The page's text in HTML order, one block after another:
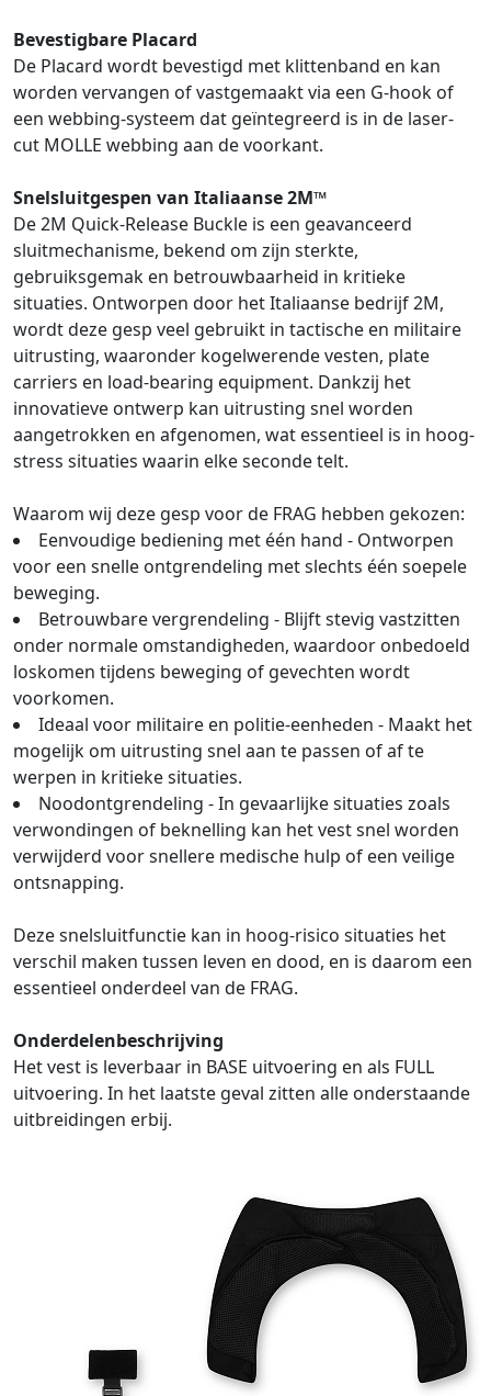
Bevestigbare Placard
De Placard wordt bevestigd met klittenband en kan
worden vervangen of vastgemaakt via een G-hook of
een webbing-systeem dat geïntegreerd is in de laser-
cut MOLLE webbing aan de voorkant.
Snelsluitgespen van Italiaanse 2M™
De 2M Quick-Release Buckle is een geavanceerd
sluitmechanisme, bekend om zijn sterkte,
gebruiksgemak en betrouwbaarheid in kritieke
situaties. Ontworpen door het Italiaanse bedrijf 2M,
wordt deze gesp veel gebruikt in tactische en militaire
uitrusting, waaronder kogelwerende vesten, plate
carriers en load-bearing equipment. Dankzij het
innovatieve ontwerp kan uitrusting snel worden
aangetrokken en afgenomen, wat essentieel is in hoog-
stress situaties waarin elke seconde telt.
Waarom wij deze gesp voor de FRAG hebben gekozen:
Eenvoudige bediening met één hand - Ontworpen
voor een snelle ontgrendeling met slechts één soepele
beweging.
Betrouwbare vergrendeling - Blijft stevig vastzitten
onder normale omstandigheden, waardoor onbedoeld
loskomen tijdens beweging of gevechten wordt
voorkomen.
Ideaal voor militaire en politie-eenheden - Maakt het
mogelijk om uitrusting snel aan te passen of af te
werpen in kritieke situaties.
Noodontgrendeling - In gevaarlijke situaties zoals
verwondingen of beknelling kan het vest snel worden
verwijderd voor snellere medische hulp of een veilige
ontsnapping.
Deze snelsluitfunctie kan in hoog-risico situaties het
verschil maken tussen leven en dood, en is daarom een
essentieel onderdeel van de FRAG.
Onderdelenbeschrijving
Het vest is leverbaar in BASE uitvoering en als FULL
uitvoering. In het laatste geval zitten alle onderstaande
uitbreidingen erbij.